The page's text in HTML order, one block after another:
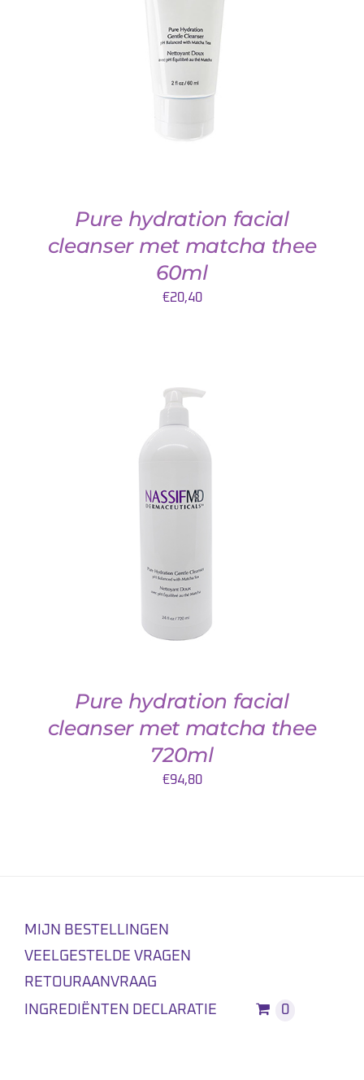
Pure hydration facial
cleanser met matcha thee
60ml
€20,40
TOEVOEGEN AAN WINKELWAGEN
Pure hydration facial
cleanser met matcha thee
720ml
€94,80
MIJN BESTELLINGEN
VEELGESTELDE VRAGEN
RETOURAANVRAAG
INGREDIËNTEN DECLARATIE
0